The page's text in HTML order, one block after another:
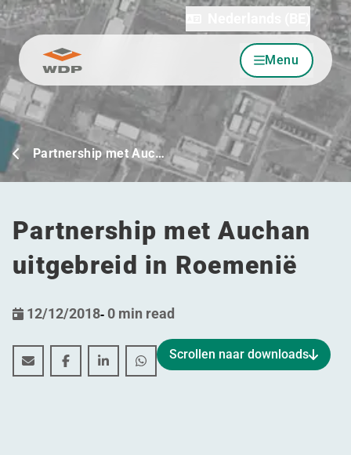
Ga naar inhoud Menu
Partnership met Auc…
Partnership met Auchan
uitgebreid in Roemenië
12/12/2018- 0 min read
Partnership met Auchan uitgebreid in Roemenië
Partnership met Auchan uitgebreid in Roemenië
Partnership met Auchan uitgebreid in
Partnership met Auchan
Scrollen naar downloads